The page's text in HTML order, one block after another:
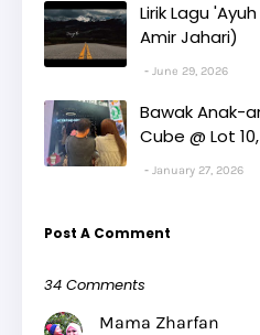
Lirik Lagu
Amir Jahari)
June 29, 2026
Bawak Anak-
Cube @ Lot
January 27, 2026
Post A Comment
34 Comments
Mama Zharfan